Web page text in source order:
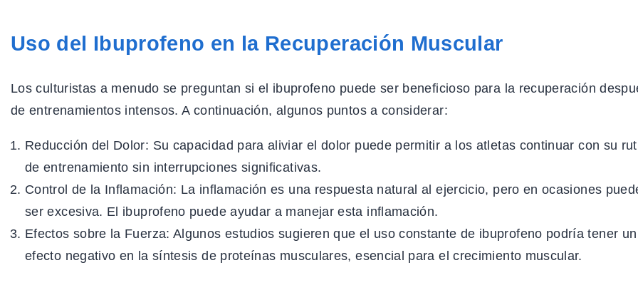
Uso del Ibuprofeno en la Recuperación Muscular
Los culturistas a menudo se preguntan si el ibuprofeno puede ser beneficioso para la recuperación
de entrenamientos intensos. A continuación, algunos puntos a considerar:
Reducción del Dolor: Su capacidad para aliviar el dolor puede permitir a los atletas continuar con su
de entrenamiento sin interrupciones significativas.
Control de la Inflamación: La inflamación es una respuesta natural al ejercicio, pero en ocasiones
ser excesiva. El ibuprofeno puede ayudar a manejar esta inflamación.
Efectos sobre la Fuerza: Algunos estudios sugieren que el uso constante de ibuprofeno podría tener un
efecto negativo en la síntesis de proteínas musculares, esencial para el crecimiento muscular.